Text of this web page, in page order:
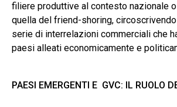
filiere produttive al contesto nazionale
quella del friend-shoring, circoscrivendo
serie di interrelazioni commerciali che
paesi alleati economicamente e
PAESI EMERGENTI E GVC: IL RUOLO